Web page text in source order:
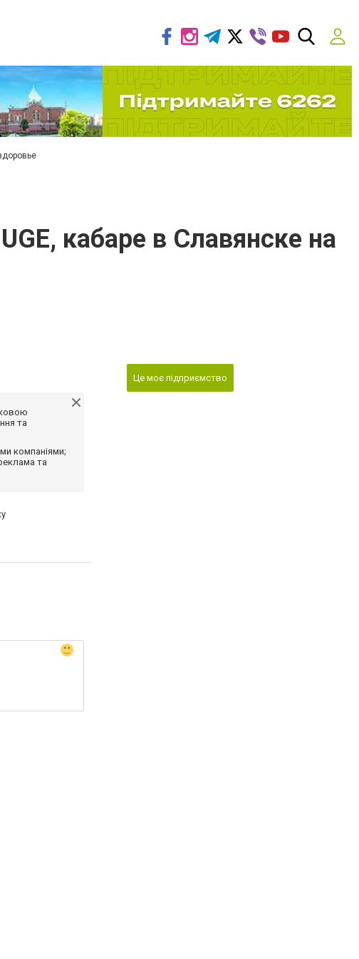
кабаре в Славянске на
та
компаніями;
та
Це моє підприємство